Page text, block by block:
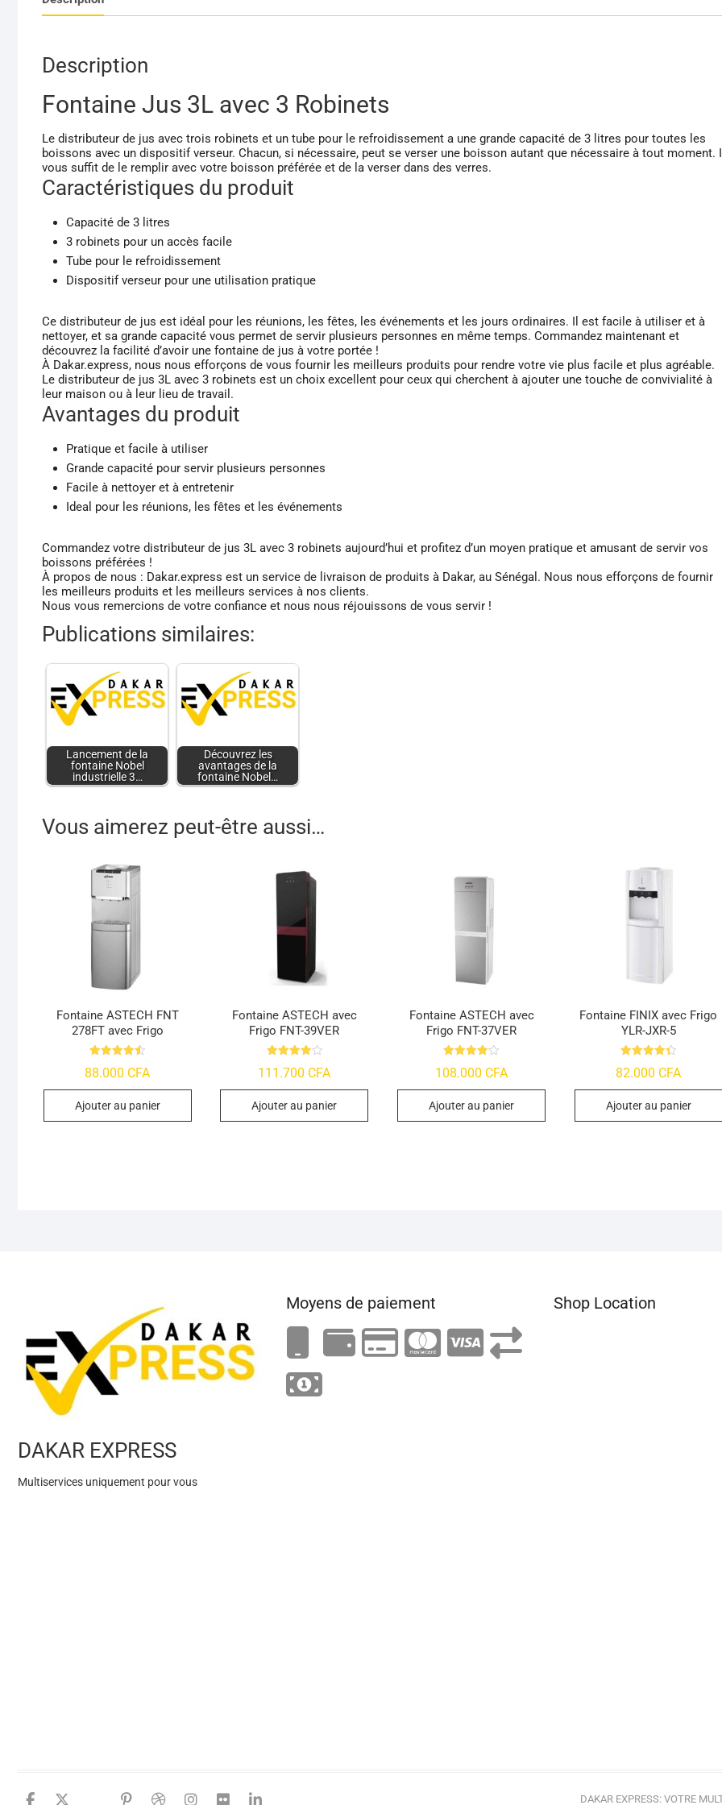
Description
Fontaine Jus 3L avec 3 Robinets
Le distributeur de jus avec trois robinets et un tube pour le refroidissement a une grande capacité de 3 litres pour toutes les
boissons avec un dispositif verseur. Chacun, si nécessaire, peut se verser une boisson autant que nécessaire à tout moment.
vous suffit de le remplir avec votre boisson préférée et de la verser dans des verres.
Caractéristiques du produit
Capacité de 3 litres
3 robinets pour un accès facile
Tube pour le refroidissement
Dispositif verseur pour une utilisation pratique
Ce distributeur de jus est idéal pour les réunions, les fêtes, les événements et les jours ordinaires. Il est facile à utiliser et à
nettoyer, et sa grande capacité vous permet de servir plusieurs personnes en même temps. Commandez maintenant et
découvrez la facilité d’avoir une fontaine de jus à votre portée !
À Dakar.express, nous nous efforçons de vous fournir les meilleurs produits pour rendre votre vie plus facile et plus agréable.
Le distributeur de jus 3L avec 3 robinets est un choix excellent pour ceux qui cherchent à ajouter une touche de convivialité à
leur maison ou à leur lieu de travail.
Avantages du produit
Pratique et facile à utiliser
Grande capacité pour servir plusieurs personnes
Facile à nettoyer et à entretenir
Ideal pour les réunions, les fêtes et les événements
Commandez votre distributeur de jus 3L avec 3 robinets aujourd’hui et profitez d’un moyen pratique et amusant de servir vos
boissons préférées !
À propos de nous : Dakar.express est un service de livraison de produits à Dakar, au Sénégal. Nous nous efforçons de fournir
les meilleurs produits et les meilleurs services à nos clients.
Nous vous remercions de votre confiance et nous nous réjouissons de vous servir !
Publications similaires:
Lancement de la
fontaine Nobel
industrielle 3…
Découvrez les
avantages de la
fontaine Nobel…
Vous aimerez peut-être aussi…
Fontaine ASTECH FNT
278FT avec Frigo
4.53
88.000 CFA
Ajouter au panier
Fontaine ASTECH avec
Frigo FNT-39VER
4.0
111.700 CFA
Ajouter au panier
Fontaine ASTECH avec
Frigo FNT-37VER
4.09
108.000 CFA
Ajouter au panier
Fontaine FINIX avec Frigo
YLR-JXR-5
4.41
82.000 CFA
Ajouter au panier
DAKAR EXPRESS
Multiservices uniquement pour vous
Moyens de paiement Shop Location
facebook
twitter
google
pinterest
dribbble
instagram
flickrlinkedin DAKAR EXPRESS: VOTRE